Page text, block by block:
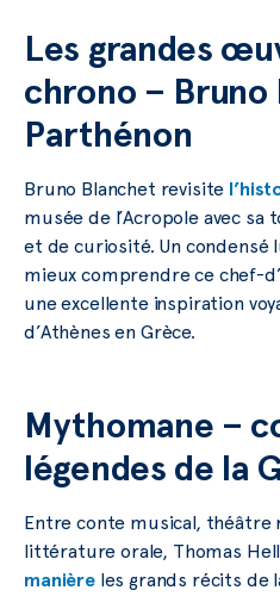
Les grandes
chrono – Bruno
Parthénon
Bruno Blanchet revisite
musée de l’Acropole avec
et de curiosité. Un
mieux comprendre ce chef-
une excellente inspiration
d’Athènes en Grèce.
Mythomane –
légendes de la
Entre conte musical, théâtre
littérature orale, Thomas
manière les grands récits de